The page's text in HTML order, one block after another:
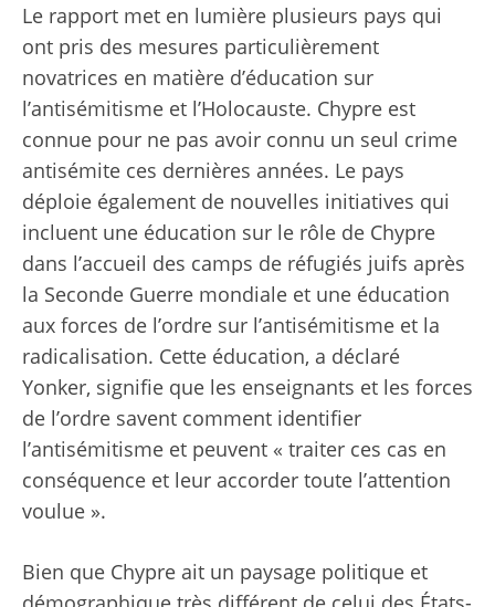
Le rapport met en lumière plusieurs pays qui
ont pris des mesures particulièrement
novatrices en matière d’éducation sur
l’antisémitisme et l’Holocauste. Chypre est
connue pour ne pas avoir connu un seul crime
antisémite ces dernières années. Le pays
déploie également de nouvelles initiatives qui
incluent une éducation sur le rôle de Chypre
dans l’accueil des camps de réfugiés juifs après
la Seconde Guerre mondiale et une éducation
aux forces de l’ordre sur l’antisémitisme et la
radicalisation. Cette éducation, a déclaré
Yonker, signifie que les enseignants et les forces
de l’ordre savent comment identifier
l’antisémitisme et peuvent « traiter ces cas en
conséquence et leur accorder toute l’attention
voulue ».
Bien que Chypre ait un paysage politique et